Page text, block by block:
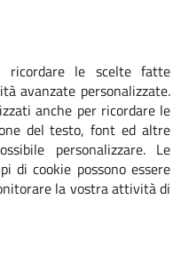
le scelte fatte
avanzate personalizzate.
anche per ricordare le
del testo, font ed altre
personalizzare. Le
di cookie possono essere
la vostra attività di